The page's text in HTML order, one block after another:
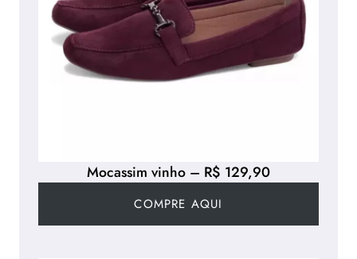
Mocassim vinho – R$ 129,90
COMPRE AQUI